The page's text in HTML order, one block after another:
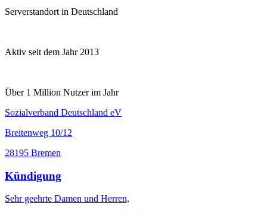
Serverstandort in Deutschland
Aktiv seit dem Jahr 2013
Über 1 Million Nutzer im Jahr
Sozialverband Deutschland eV
Breitenweg 10/12
28195 Bremen
Kündigung
Sehr geehrte Damen und Herren,